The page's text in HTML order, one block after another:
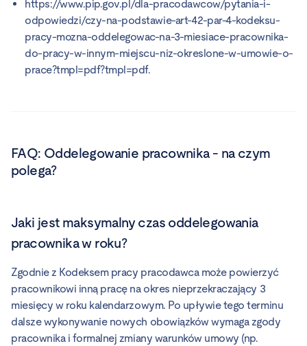
https://www.pip.gov.pl/dla-pracodawcow/pytania-i-
odpowiedzi/czy-na-podstawie-art-42-par-4-kodeksu-
pracy-mozna-oddelegowac-na-3-miesiace-pracownika-
do-pracy-w-innym-miejscu-niz-okreslone-w-umowie-o-
prace?tmpl=pdf?tmpl=pdf.
FAQ: Oddelegowanie pracownika - na czym
polega?
Jaki jest maksymalny czas oddelegowania
pracownika w roku?
Zgodnie z Kodeksem pracy pracodawca może powierzyć
pracownikowi inną pracę na okres nieprzekraczający 3
miesięcy w roku kalendarzowym. Po upływie tego terminu
dalsze wykonywanie nowych obowiązków wymaga zgody
pracownika i formalnej zmiany warunków umowy (np.